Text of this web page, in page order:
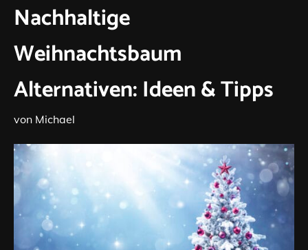
Nachhaltige
Weihnachtsbaum
Alternativen: Ideen & Tipps
von Michael